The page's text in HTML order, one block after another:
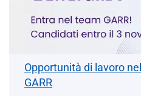
Opportunità di lavoro
GARR